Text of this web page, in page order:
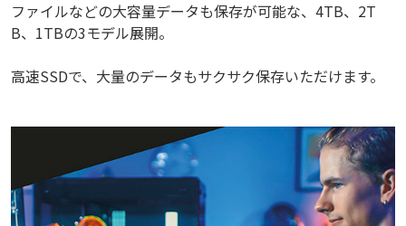
ファイルなどの大容量データも保存が可能な、4TB、2T
B、1TBの3モデル展開。
高速SSDで、大量のデータもサクサク保存いただけます。